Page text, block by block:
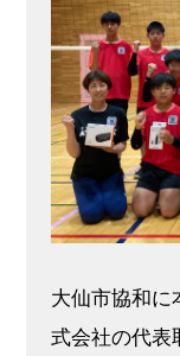
大仙市協和に
式会社の代表